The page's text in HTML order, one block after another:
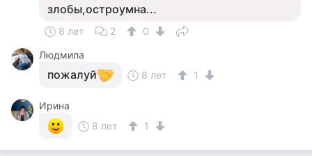
злобы,остроумна...
8 лет 2
0
Людмила
пожалуй 8 лет 1
Ирина
8 лет
1